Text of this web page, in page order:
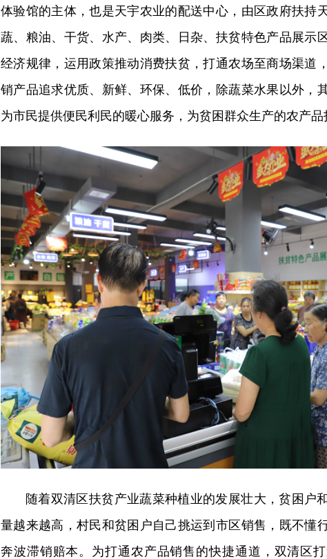
体验馆的主体，也是天宇农业的配送中心，由区政府扶持
蔬、粮油、干货、水产、肉类、日杂、扶贫特色产品展示
经济规律，运用政策推动消费扶贫，打通农场至商场渠道
销产品追求优质、新鲜、环保、低价，除蔬菜水果以外，
为市民提供便民利民的暖心服务，为贫困群众生产的农产品
随着双清区扶贫产业蔬菜种植业的发展壮大，贫困户
量越来越高，村民和贫困户自己挑运到市区销售，既不懂
奔波滞销赔本。为打通农产品销售的快捷通道，双清区